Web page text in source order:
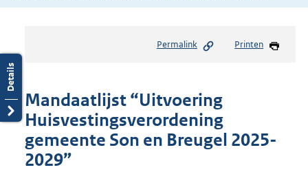
Permalink Printen
Mandaatlijst “Uitvoering
Huisvestingsverordening
gemeente Son en Breugel 2025-
2029”